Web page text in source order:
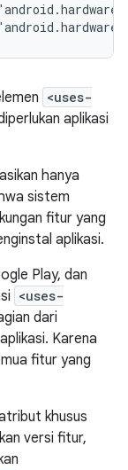
<uses-
aplikasi
hanya
sistem
fitur yang
aplikasi.
Play, dan
<uses-
dari
Karena
fitur yang
khusus
versi fitur,